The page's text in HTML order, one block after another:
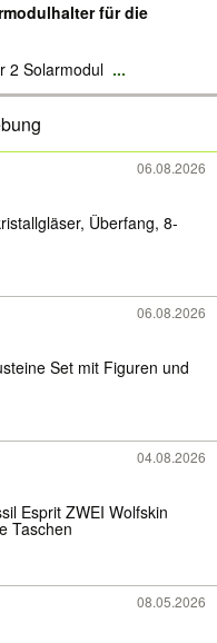
für die
2 Solarmodul ...
06.08.2026
Überfang, 8-
06.08.2026
Set mit Figuren und
04.08.2026
Esprit ZWEI Wolfskin
Taschen
08.05.2026